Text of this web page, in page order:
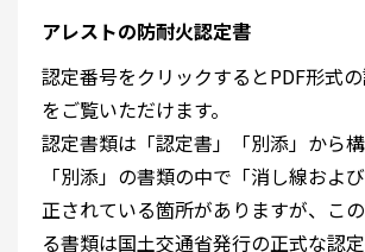
アレストの防耐火認定書
認定番号をクリックするとPDF形式
をご覧いただけます。
認定書類は「認定書」「別添」から構
「別添」の書類の中で「消し線およ
正されている箇所がありますが、こ
る書類は国土交通省発行の正式な認